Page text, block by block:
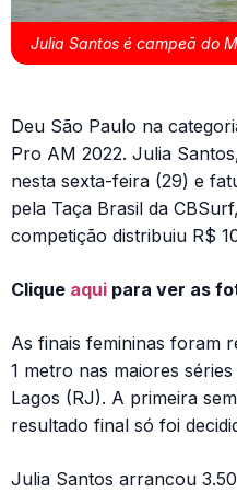
Julia Santos é campeã do
Deu São Paulo na
Pro AM 2022. Julia
nesta sexta-feira (29) e
pela Taça Brasil da
competição distribuiu R$
Clique aqui para ver as
As finais femininas foram
1 metro nas maiores
Lagos (RJ). A primeira
resultado final só foi
Julia Santos arrancou